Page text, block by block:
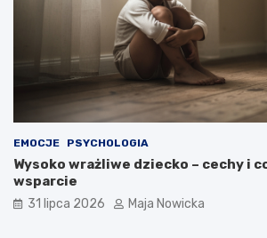
EMOCJE PSYCHOLOGIA
Wysoko wrażliwe dziecko – cechy i
wsparcie
31 lipca 2026 Maja Nowicka